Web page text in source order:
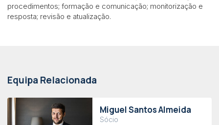
procedimentos; formação e comunicação; monitorização e
resposta; revisão e atualização.
Equipa Relacionada
Miguel Santos Almeida
Sócio